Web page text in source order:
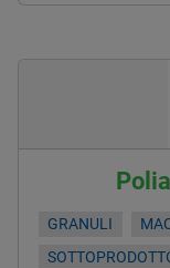
GRANULI